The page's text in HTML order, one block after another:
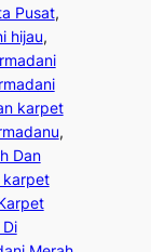
Pusat
hijau
karpet
Dan
karpet